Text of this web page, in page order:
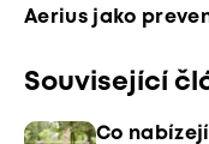
Aerius jako
Související
Co